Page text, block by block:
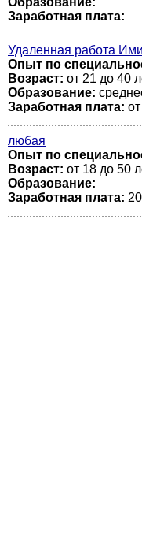
Заработная плата:
Удаленная работа
Опыт по
Возраст: от 21 до 40
Образование:
Заработная плата:
любая
Опыт по
Возраст: от 18 до 50
Образование:
Заработная плата: